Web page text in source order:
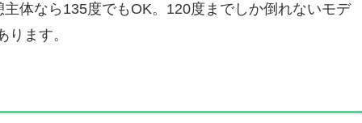
体なら135度でもOK。120度までしか倒れないモデ
ます。